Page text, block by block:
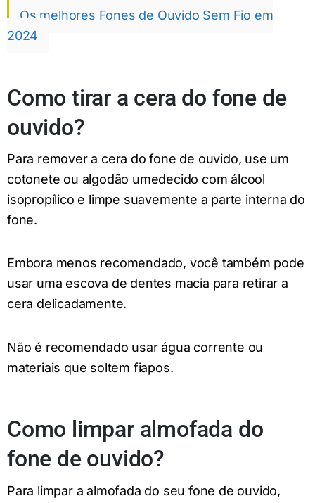
Os melhores Fones de Ouvido Sem Fio em
2024
Como tirar a cera do fone de
ouvido?
Para remover a cera do fone de ouvido, use um
cotonete ou algodão umedecido com álcool
isopropílico e limpe suavemente a parte interna do
fone.
Embora menos recomendado, você também pode
usar uma escova de dentes macia para retirar a
cera delicadamente.
Não é recomendado usar água corrente ou
materiais que soltem fiapos.
Como limpar almofada do
fone de ouvido?
Para limpar a almofada do seu fone de ouvido,